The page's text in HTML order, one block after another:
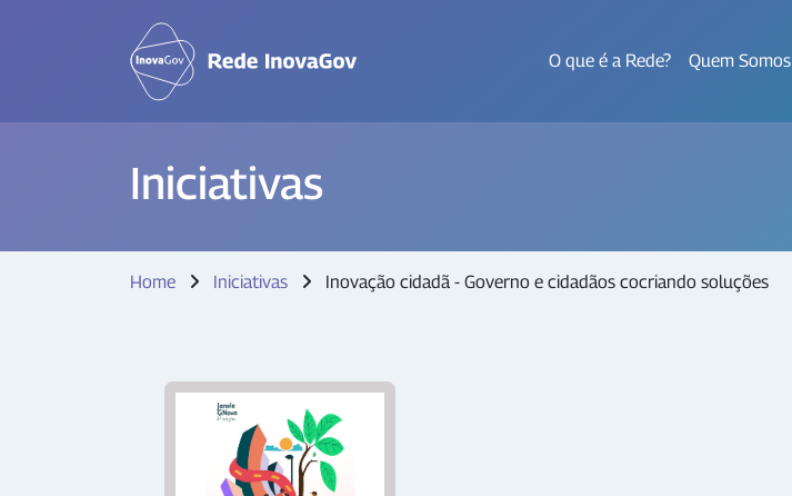
O que é a Rede? Quem Somos
Iniciativas
Home Iniciativas Inovação cidadã - Governo e cidadãos cocriando soluções